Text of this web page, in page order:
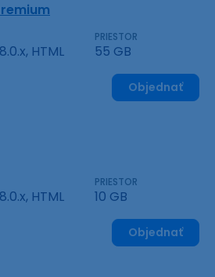
HTML
PRIESTOR
55 GB
Objednať
HTML
PRIESTOR
10 GB
Objednať